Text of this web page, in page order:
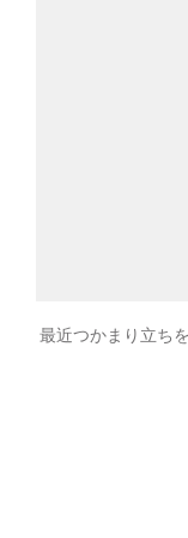
最近つかまり立ち